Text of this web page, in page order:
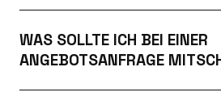
WAS SOLLTE ICH BEI EINER
ANGEBOTSANFRAGE